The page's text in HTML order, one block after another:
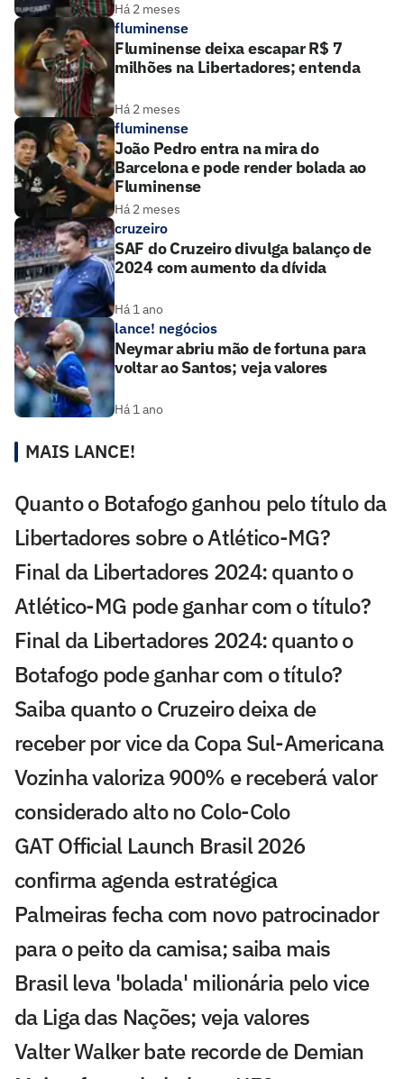
Há 2 meses
fluminense
Fluminense deixa escapar R$ 7
milhões na Libertadores; entenda
Há 2 meses
fluminense
João Pedro entra na mira do
Barcelona e pode render bolada ao
Fluminense
Há 2 meses
cruzeiro
SAF do Cruzeiro divulga balanço de
2024 com aumento da dívida
Há 1 ano
lance! negócios
Neymar abriu mão de fortuna para
voltar ao Santos; veja valores
Há 1 ano
MAIS LANCE!
Quanto o Botafogo ganhou pelo título da
Libertadores sobre o Atlético-MG?
Final da Libertadores 2024: quanto o
Atlético-MG pode ganhar com o título?
Final da Libertadores 2024: quanto o
Botafogo pode ganhar com o título?
Saiba quanto o Cruzeiro deixa de
receber por vice da Copa Sul-Americana
Vozinha valoriza 900% e receberá valor
considerado alto no Colo-Colo
GAT Official Launch Brasil 2026
confirma agenda estratégica
Palmeiras fecha com novo patrocinador
para o peito da camisa; saiba mais
Brasil leva 'bolada' milionária pelo vice
da Liga das Nações; veja valores
Valter Walker bate recorde de Demian